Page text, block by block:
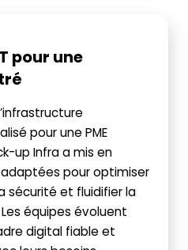
pour une
pour une PME
up Infra a mis en
pour optimiser
sécurité et fluidifier la
équipes évoluent
digital fiable et